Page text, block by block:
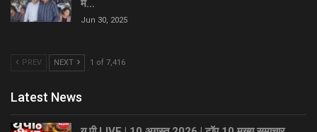
में…
Jun 30, 2025
PREV NEXT 1 of 7,416
Latest News